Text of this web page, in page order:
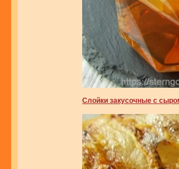
Слойки закусочные с